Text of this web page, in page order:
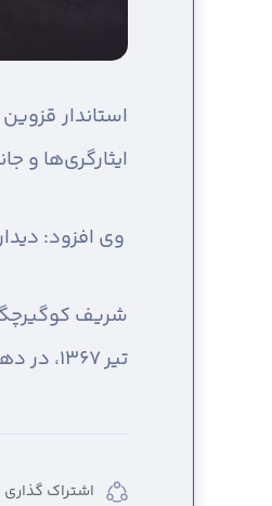
استاندار
ایثارگری‌ها و
وی افزود:
تیر ۱۳۶۷، در دهلران توسط نیروهای عراقی به شهادت رسید. اثری از پیکرش به دست نیامد.
اشتراک گذاری